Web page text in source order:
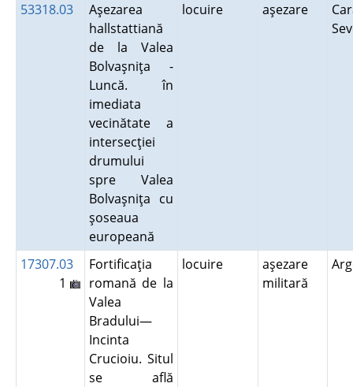
53318.03
Aşezarea
hallstattiană
de la Valea
Bolvaşniţa -
Luncă. în
imediata
vecinătate a
intersecţiei
drumului
spre Valea
Bolvaşniţa cu
şoseaua
europeană
locuire aşezare
17307.03
1
Fortificaţia
romană de la
Valea
Bradului—
Incinta
Crucioiu. Situl
se află
locuire
aşezare
militară